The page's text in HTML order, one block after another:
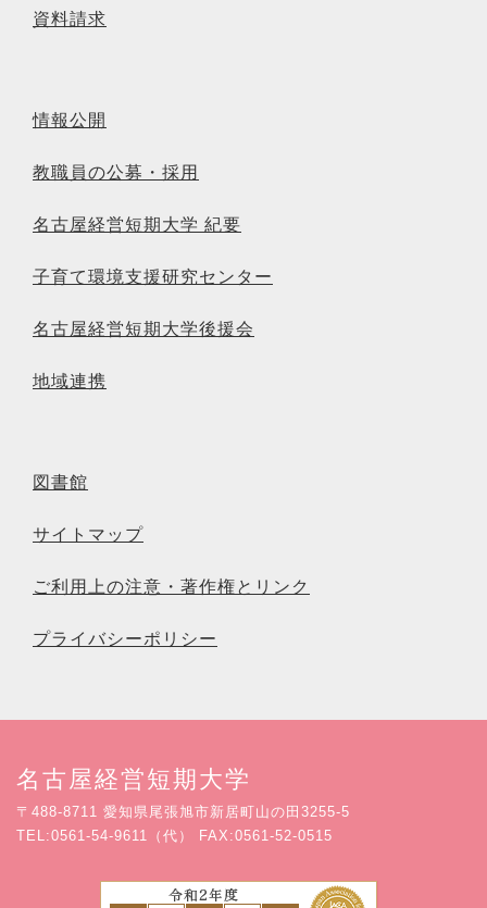
資料請求
情報公開
教職員の公募・採用
名古屋経営短期大学 紀要
子育て環境支援研究センター
名古屋経営短期大学後援会
地域連携
図書館
サイトマップ
ご利用上の注意・著作権とリンク
プライバシーポリシー
名古屋経営短期大学
〒488-8711 愛知県尾張旭市新居町山の田3255-5
TEL:0561-54-9611（代） FAX:0561-52-0515